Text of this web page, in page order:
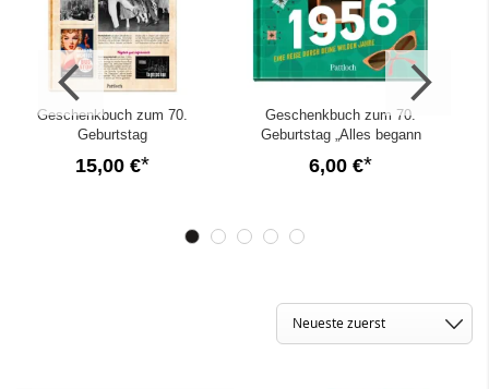
Geschenkbuch zum 70.
Geburtstag
„Geburtstagskurier 1956“
15,00 €
Geschenkbuch zum 70.
Geburtstag „Alles begann
6,00 €